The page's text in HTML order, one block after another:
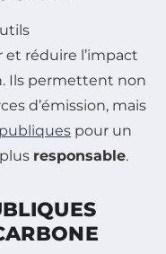
réduire l’impact
Ils permettent non
d’émission, mais
pour un
responsable.